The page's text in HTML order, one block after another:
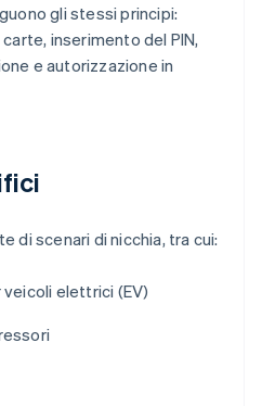
gli stessi principi:
inserimento del PIN,
e autorizzazione in
di scenari di nicchia, tra cui:
elettrici (EV)